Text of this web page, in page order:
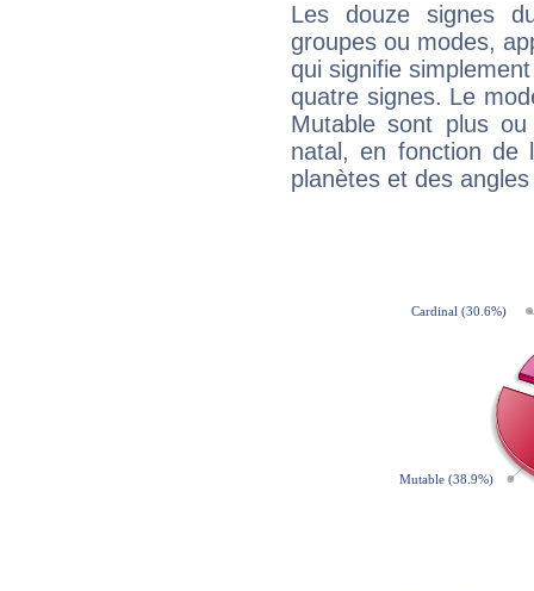
Les douze signes
groupes ou modes,
qui signifie
quatre signes. Le
Mutable sont plus
natal, en fonction de
planètes et des